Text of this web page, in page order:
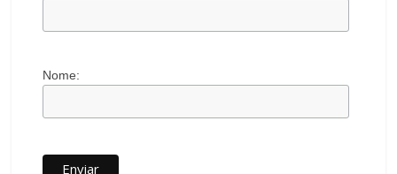
Nome: